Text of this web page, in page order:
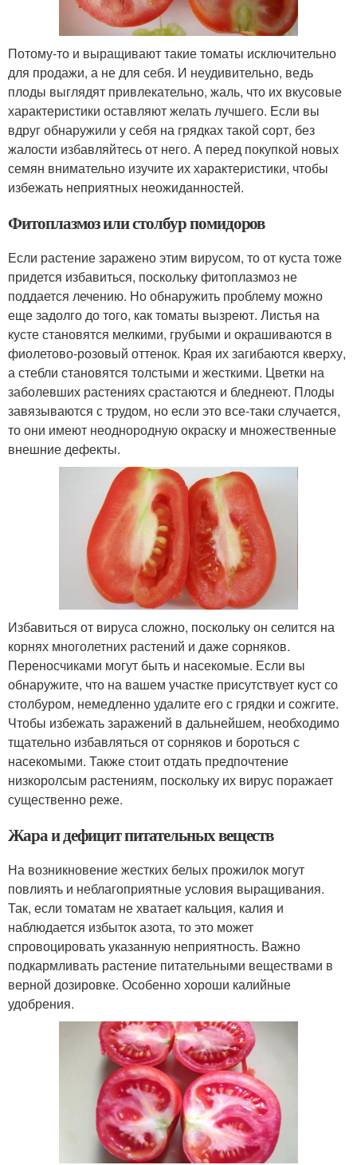
Потому-то и выращивают такие томаты исключительно
для продажи, а не для себя. И неудивительно, ведь
плоды выглядят привлекательно, жаль, что их вкусовые
характеристики оставляют желать лучшего. Если вы
вдруг обнаружили у себя на грядках такой сорт, без
жалости избавляйтесь от него. А перед покупкой новых
семян внимательно изучите их характеристики, чтобы
избежать неприятных неожиданностей.
Фитоплазмоз или столбур помидоров
Если растение заражено этим вирусом, то от куста тоже
придется избавиться, поскольку фитоплазмоз не
поддается лечению. Но обнаружить проблему можно
еще задолго до того, как томаты вызреют. Листья на
кусте становятся мелкими, грубыми и окрашиваются в
фиолетово-розовый оттенок. Края их загибаются кверху,
а стебли становятся толстыми и жесткими. Цветки на
заболевших растениях срастаются и бледнеют. Плоды
завязываются с трудом, но если это все-таки случается,
то они имеют неоднородную окраску и множественные
внешние дефекты.
Избавиться от вируса сложно, поскольку он селится на
корнях многолетних растений и даже сорняков.
Переносчиками могут быть и насекомые. Если вы
обнаружите, что на вашем участке присутствует куст со
столбуром, немедленно удалите его с грядки и сожгите.
Чтобы избежать заражений в дальнейшем, необходимо
тщательно избавляться от сорняков и бороться с
насекомыми. Также стоит отдать предпочтение
низкоролсым растениям, поскольку их вирус поражает
существенно реже.
Жара и дефицит питательных веществ
На возникновение жестких белых прожилок могут
повлиять и неблагоприятные условия выращивания.
Так, если томатам не хватает кальция, калия и
наблюдается избыток азота, то это может
спровоцировать указанную неприятность. Важно
подкармливать растение питательными веществами в
верной дозировке. Особенно хороши калийные
удобрения.